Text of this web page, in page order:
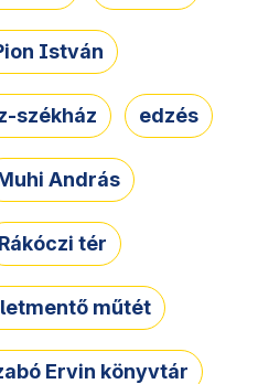
István
székház edzés
András
Rákóczi tér
műtét
Ervin könyvtár